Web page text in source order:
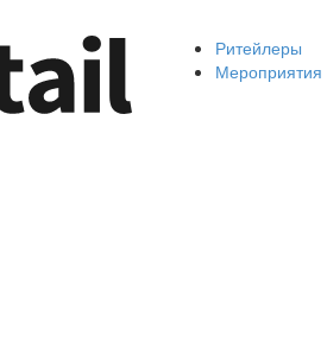
Ритейлеры
Мероприятия